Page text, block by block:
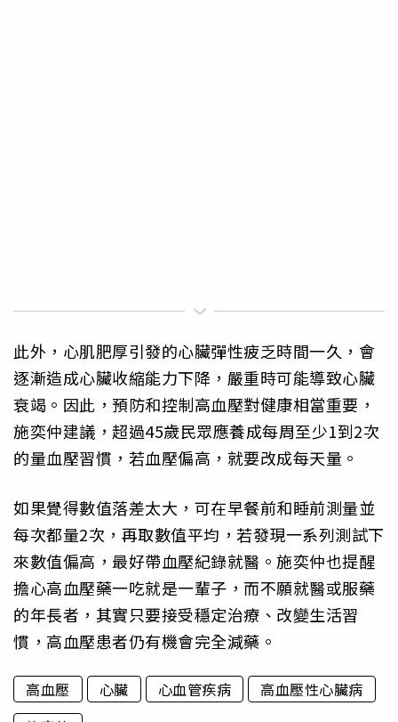
此外，心肌肥厚引發的心臟彈性疲乏時間一久，會
逐漸造成心臟收縮能力下降，嚴重時可能導致心臟
衰竭。因此，預防和控制高血壓對健康相當重要，
施奕仲建議，超過45歲民眾應養成每周至少1到2次
的量血壓習慣，若血壓偏高，就要改成每天量。
如果覺得數值落差太大，可在早餐前和睡前測量並
每次都量2次，再取數值平均，若發現一系列測試下
來數值偏高，最好帶血壓紀錄就醫。施奕仲也提醒
擔心高血壓藥一吃就是一輩子，而不願就醫或服藥
的年長者，其實只要接受穩定治療、改變生活習
慣，高血壓患者仍有機會完全減藥。
高血壓 心臟 心血管疾病
高血壓性心臟病